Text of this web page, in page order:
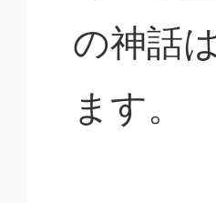
の神話
ます。